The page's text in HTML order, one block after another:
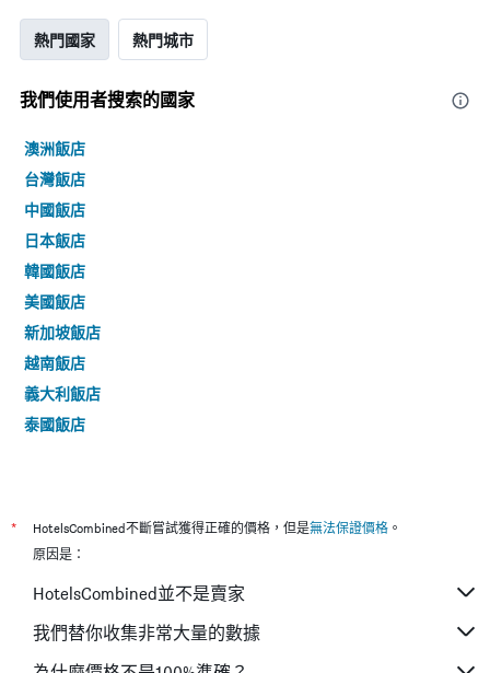
熱門國家 熱門城市
我們使用者搜索的國家
澳洲飯店
台灣飯店
中國飯店
日本飯店
韓國飯店
美國飯店
新加坡飯店
越南飯店
義大利飯店
泰國飯店
* HotelsCombined不斷嘗試獲得正確的價格，但是無法保證價格 。
原因是：
HotelsCombined並不是賣家
我們替你收集非常大量的數據